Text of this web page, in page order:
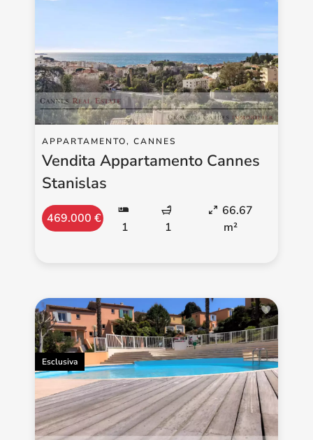
APPARTAMENTO, CANNES
Vendita Appartamento Cannes
Stanislas
469.000 €
1 1
66.67
m²
Esclusiva